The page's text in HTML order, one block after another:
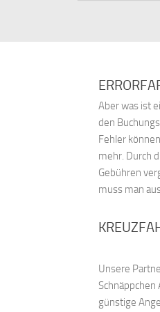
Aber was ist
den
Fehler
mehr. Durch
Gebühren
muss man
Unsere
günstige